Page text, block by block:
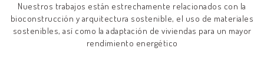
Nuestros trabajos están estrechamente relacionados con la
bioconstrucción y arquitectura sostenible, el uso de materiales
sostenibles, así como la adaptación de viviendas para un mayor
rendimiento energético